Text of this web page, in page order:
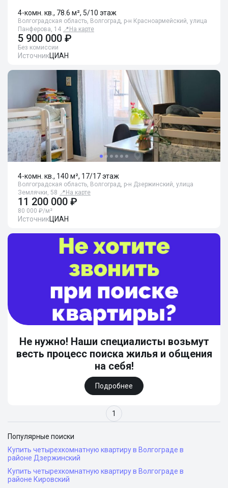
4-комн. кв., 78.6 м², 5/10 этаж
Волгоградская область, Волгоград, р-н Красноармейский, улица
Панферова, 14 📍 На карте
5 900 000 ₽
Без комиссии
ИсточникЦИАН
4-комн. кв., 140 м², 17/17 этаж
Волгоградская область, Волгоград, р-н Дзержинский, улица
Землячки, 58 📍 На карте
11 200 000 ₽
80 000 ₽/м²
ИсточникЦИАН
Не нужно! Наши специалисты возьмут
весть процесс поиска жилья и общения
на себя!
Подробнее
1
Популярные поиски
Купить четырехкомнатную квартиру в Волгограде в
районе Дзержинский
Купить четырехкомнатную квартиру в Волгограде в
районе Кировский